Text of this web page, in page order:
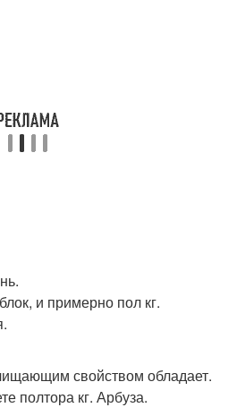
и примерно пол кг.
свойством обладает.
полтора кг. Арбуза.